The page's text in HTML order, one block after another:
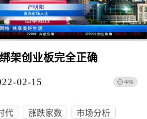
架创业板完全正确
02-15
代 涨跌家数
市场分析